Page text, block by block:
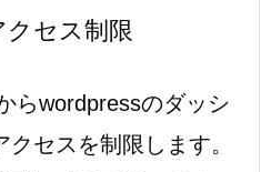
セス制限
らwordpressのダッシ
セスを制限します。